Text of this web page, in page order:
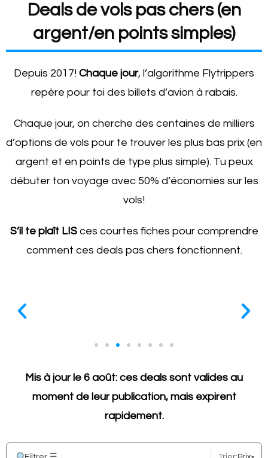
Deals de vols pas chers (en
argent/en points simples)
Depuis 2017! Chaque jour, l’algorithme Flytrippers
repère pour toi des billets d’avion à rabais.
Chaque jour, on cherche des centaines de milliers
d’options de vols pour te trouver les plus bas prix (en
argent et en points de type plus simple). Tu peux
débuter ton voyage avec 50% d’économies sur les
vols!
S’il te plaît LISces courtes fiches pour comprendre
comment ces deals pas chers fonctionnent.
Prix si bons qu'habituellement ils ne sont là que
prêt)
Mis à jour le 6 août: ces deals sont valides au
moment de leur publication, mais expirent
rapidement.